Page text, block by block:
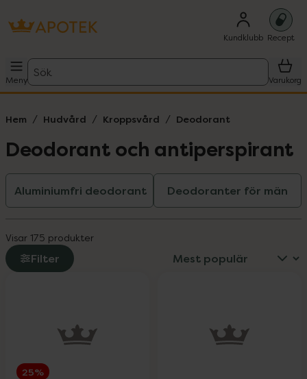
Kundklubb Recept
Meny
Sök
Varukorg
Hem Hudvård Kroppsvård Deodorant
Deodorant och antiperspirant
Aluminiumfri deodorant Deodoranter för män
Visar 175 produkter
Filter
25%